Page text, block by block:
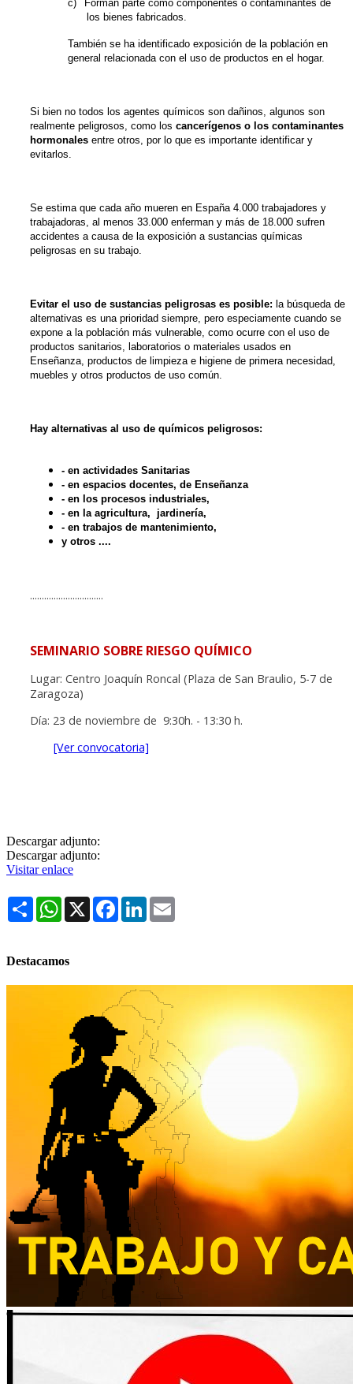
c)
Forman parte como componentes o contaminantes de
los bienes fabricados.
También se ha identificado exposición de la población en
general relacionada con el uso de productos en el hogar.
Si bien no todos los agentes químicos son dañinos, algunos son
realmente peligrosos, como los cancerígenos o los contaminantes
hormonales entre otros, por lo que es importante identificar y
evitarlos.
Se estima que cada año mueren en España 4.000 trabajadores y
trabajadoras, al menos 33.000 enferman y más de 18.000 sufren
accidentes a causa de la exposición a sustancias químicas
peligrosas en su trabajo.
Evitar el uso de sustancias peligrosas es posible: la búsqueda de
alternativas es una prioridad siempre, pero especiamente cuando se
expone a la población más vulnerable, como ocurre con el uso de
productos sanitarios, laboratorios o materiales usados en
Enseñanza, productos de limpieza e higiene de primera necesidad,
muebles y otros productos de uso común.
Hay alternativas al uso de químicos peligrosos:
- en actividades Sanitarias
- en espacios docentes, de Enseñanza
- en los procesos industriales,
- en la agricultura, jardinería,
- en trabajos de mantenimiento,
y otros ....
...............................
SEMINARIO SOBRE RIESGO QUÍMICO
Lugar: Centro Joaquín Roncal (Plaza de San Braulio, 5-7 de
Zaragoza)
Día: 23 de noviembre de 9:30h. - 13:30 h.
[Ver convocatoria]
Descargar adjunto:
Descargar adjunto:
Visitar enlace
Share WhatsApp
X FacebookLinkedIn
Destacamos